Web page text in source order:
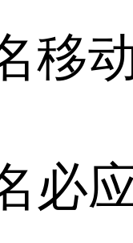
移
必